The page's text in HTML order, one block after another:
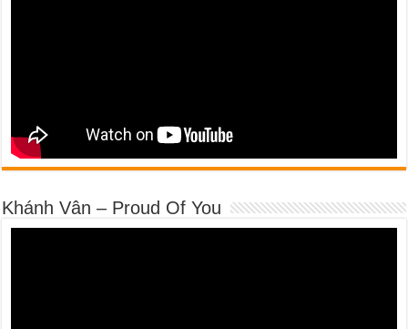
Khánh Vân – Proud Of You